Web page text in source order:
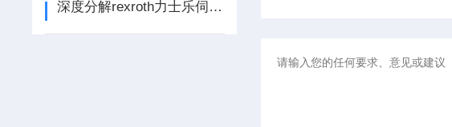
深度分解rexroth力士乐伺服电机维修的致命故障全部代码显示和排查方法